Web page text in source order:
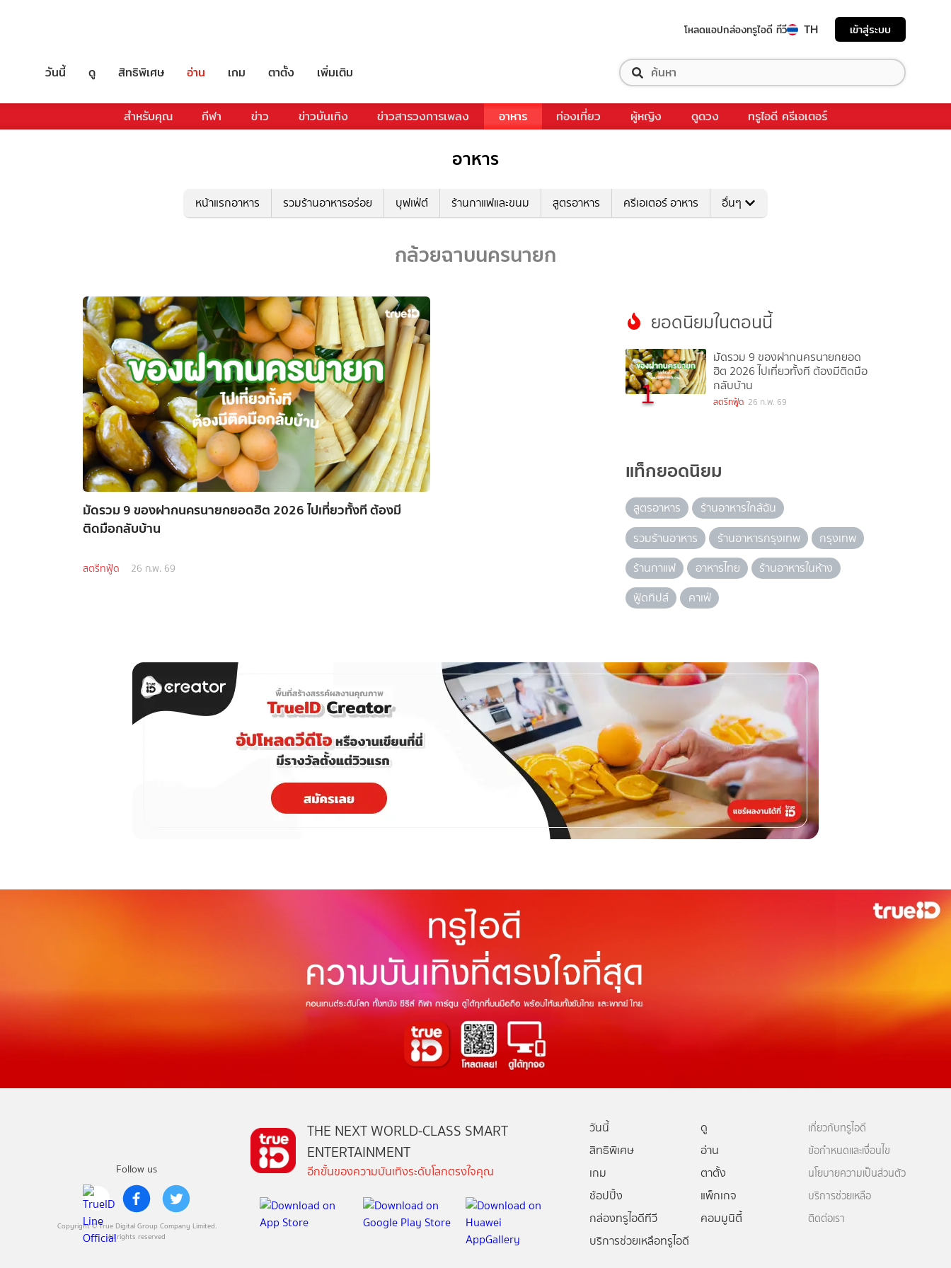
โหลดแอปกล่องทรูไอดี ทีวี TH เข้าสู่ระบบ
วันนี้ ดู สิทธิพิเศษ อ่าน เกม ตาตั้ง เพิ่มเติม
สำหรับคุณ กีฬา ข่าว ข่าวบันเทิง ข่าวสารวงการเพลง อาหาร ท่องเที่ยว ผู้หญิง ดูดวง ทรูไอดี ครีเอเตอร์
อาหาร
หน้าแรกอาหาร รวมร้านอาหารอร่อย บุฟเฟ่ต์ ร้านกาแฟและขนม สูตรอาหาร ครีเอเตอร์ อาหาร อื่นๆ
กล้วยฉาบนครนายก
มัดรวม 9 ของฝากนครนายกยอดฮิต 2026 ไปเที่ยวทั้งที ต้องมี
ติดมือกลับบ้าน
สตรีทฟู้ด 26 ก.พ. 69
ยอดนิยมในตอนนี้
1
มัดรวม 9 ของฝากนครนายกยอด
ฮิต 2026 ไปเที่ยวทั้งที ต้องมีติดมือ
กลับบ้าน
สตรีทฟู้ด 26 ก.พ. 69
แท็กยอดนิยม
สูตรอาหาร
ร้านอาหารใกล้ฉัน
รวมร้านอาหาร
ร้านอาหารกรุงเทพ
กรุงเทพ
ร้านกาแฟ
อาหารไทย
ร้านอาหารในห้าง
ฟู้ดทิปส์
คาเฟ่
Follow us
Copyright © True Digital Group Company Limited.
All rights reserved
THE NEXT WORLD-CLASS SMART
ENTERTAINMENT
อีกขั้นของความบันเทิงระดับโลกตรงใจคุณ
วันนี้
ดู
สิทธิพิเศษ
อ่าน
เกม
ตาตั้ง
ช้อปปิ้ง
แพ็กเกจ
กล่องทรูไอดีทีวี
คอมมูนิตี้
บริการช่วยเหลือทรูไอดี
เกี่ยวกับทรูไอดี
ข้อกำหนดและเงื่อนไข
นโยบายความเป็นส่วนตัว
บริการช่วยเหลือ
ติดต่อเรา